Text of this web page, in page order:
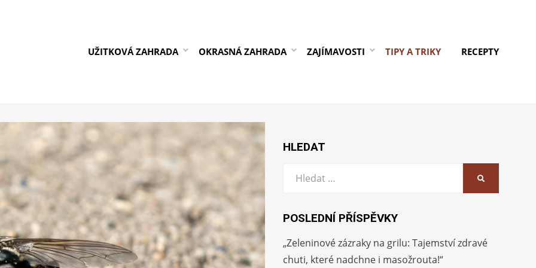
UŽITKOVÁ ZAHRADA OKRASNÁ ZAHRADA ZAJÍMAVOSTI TIPY A TRIKY RECEPTY
HLEDAT
Vyhledat:
POSLEDNÍ PŘÍSPĚVKY
„Zeleninové zázraky na grilu: Tajemství zdravé
chuti, které nadchne i masožrouta!“